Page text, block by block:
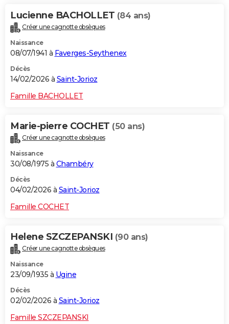
Lucienne BACHOLLET (84 ans)
Créer une cagnotte obsèques
Naissance
08/07/1941 à Faverges-Seythenex
Décès
14/02/2026 à Saint-Jorioz
Famille BACHOLLET
Marie-pierre COCHET (50 ans)
Créer une cagnotte obsèques
Naissance
30/08/1975 à Chambéry
Décès
04/02/2026 à Saint-Jorioz
Famille COCHET
Helene SZCZEPANSKI (90 ans)
Créer une cagnotte obsèques
Naissance
23/09/1935 à Ugine
Décès
02/02/2026 à Saint-Jorioz
Famille SZCZEPANSKI